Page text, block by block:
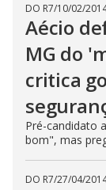
DO R7/10/02/
Aécio
MG do
critica
Pré-candidato
bom", mas
DO R7/27/04/